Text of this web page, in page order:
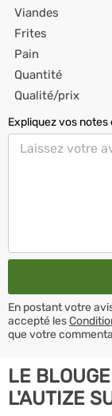
Viandes
Frites
Pain
Quantité
Qualité/prix
Expliquez vos notes
En postant votre
accepté les
que votre
LE
L'AUTIZE